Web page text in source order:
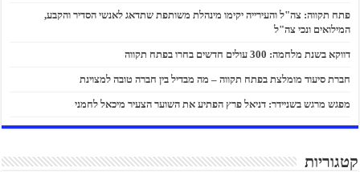
פתח תקווה: צה"ל והעירייה יקימו מינהלת משותפת שתדאג לאנשי הסדיר והקבע,
המילואים ונכי צה"ל
דווקא בשנת מלחמה: 300 עולים חדשים בחרו בפתח תקווה
חברת סיעוד מומלצת בפתח תקווה – מה מבדיל בין חברה טובה למצוינת
מפגש מרגש בשניידר: דניאל פרץ הפתיע את השוער הצעיר מיכאל לחמני
קטגוריות